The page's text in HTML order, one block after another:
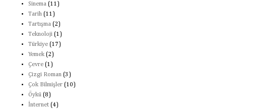
Sinema (11)
Tarih (11)
Tartışma (2)
Teknoloji (1)
Türkiye (17)
Yemek (2)
Çevre (1)
Çizgi Roman (3)
Çok Bilmişler (10)
Öykü (8)
İnternet (4)